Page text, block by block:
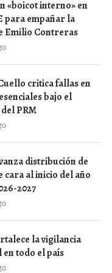
«boicot interno» en
para empañar la
Emilio Contreras
critica fallas en
bajo el
PRM
distribución de
cara al inicio del año
2027
la vigilancia
en todo el país